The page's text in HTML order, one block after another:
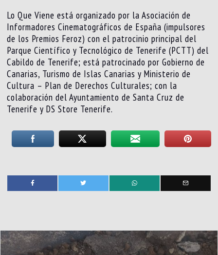
Lo Que Viene está organizado por la Asociación de
Informadores Cinematográficos de España (impulsores
de los Premios Feroz) con el patrocinio principal del
Parque Científico y Tecnológico de Tenerife (PCTT) del
Cabildo de Tenerife; está patrocinado por Gobierno de
Canarias, Turismo de Islas Canarias y Ministerio de
Cultura – Plan de Derechos Culturales; con la
colaboración del Ayuntamiento de Santa Cruz de
Tenerife y DS Store Tenerife.